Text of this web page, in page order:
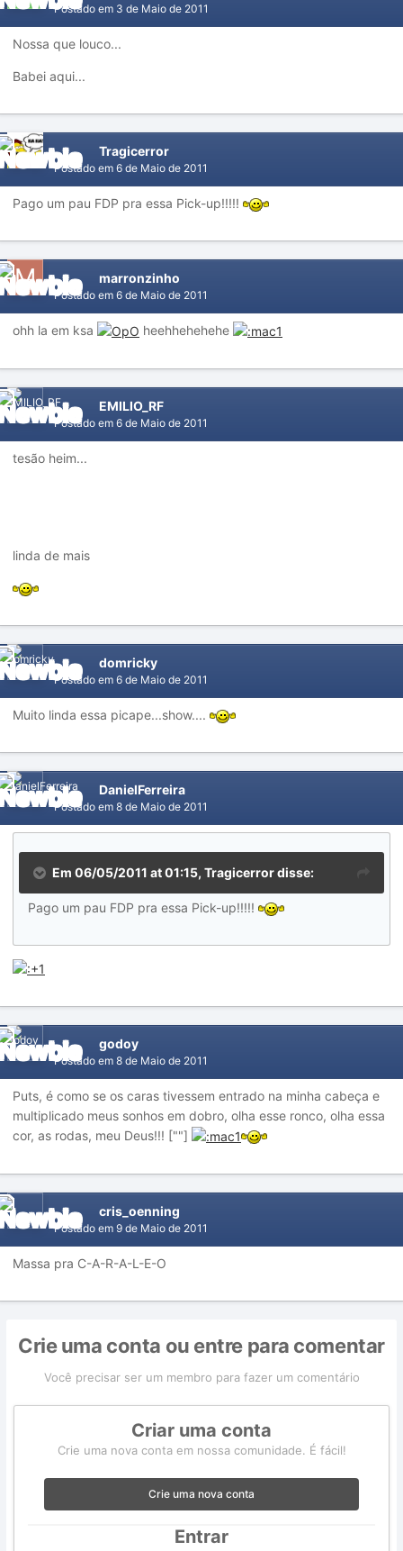
Postado em 3 de Maio de 2011
Nossa que louco...
Babei aqui...
Tragicerror
Postado em 6 de Maio de 2011
Pago um pau FDP pra essa Pick-up!!!!!
marronzinho
Postado em 6 de Maio de 2011
ohh la em ksa heehhehehehe
EMILIO_RF
Postado em 6 de Maio de 2011
tesão heim...
linda de mais
domricky
Postado em 6 de Maio de 2011
Muito linda essa picape...show....
DanielFerreira
Postado em 8 de Maio de 2011
Em 06/05/2011 at 01:15, Tragicerror disse:
Pago um pau FDP pra essa Pick-up!!!!!
godoy
Postado em 8 de Maio de 2011
Puts, é como se os caras tivessem entrado na minha cabeça e
multiplicado meus sonhos em dobro, olha esse ronco, olha essa
cor, as rodas, meu Deus!!! [""]
cris_oenning
Postado em 9 de Maio de 2011
Massa pra C-A-R-A-L-E-O
Crie uma conta ou entre para comentar
Você precisar ser um membro para fazer um comentário
Criar uma conta
Crie uma nova conta em nossa comunidade. É fácil!
Crie uma nova conta
Entrar